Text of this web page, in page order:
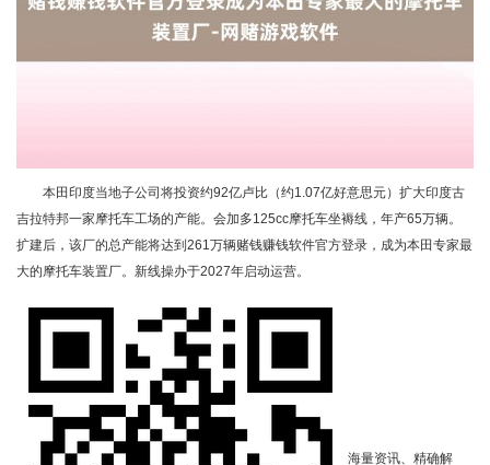
本田印度当地子公司将投资约92亿卢比（约1.07亿好意思元）扩大印度古
吉拉特邦一家摩托车工场的产能。会加多125cc摩托车坐褥线，年产65万辆。
扩建后，该厂的总产能将达到261万辆赌钱赚钱软件官方登录，成为本田专家最
大的摩托车装置厂。新线操办于2027年启动运营。
海量资讯、精确解